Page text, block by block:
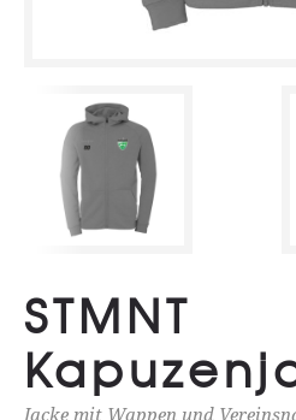
STMNT
Jacke mit Wappen und